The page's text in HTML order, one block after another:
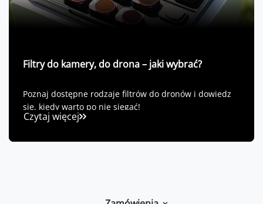
Filtry do kamery, do drona – jaki wybrać?
Poznaj dostępne rodzaje filtrów do dronów i dowiedz
się, kiedy warto po nie sięgać!
Czytaj więcej